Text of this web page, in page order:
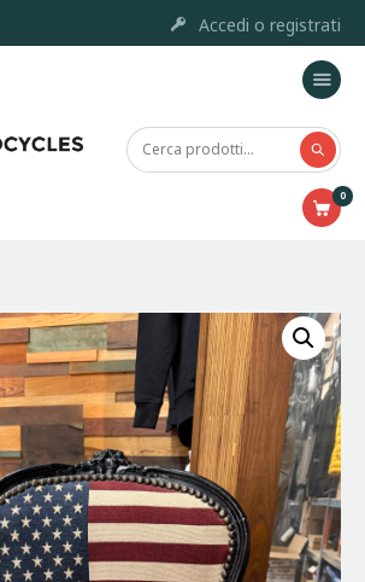
Accedi o registrati
0
Custom Project
e Riparazione